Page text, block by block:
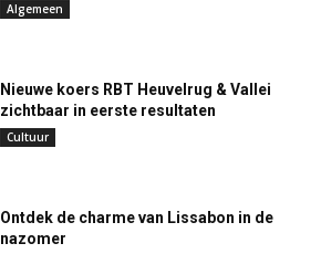
Algemeen
Nieuwe koers RBT Heuvelrug & Vallei
zichtbaar in eerste resultaten
Cultuur
Ontdek de charme van Lissabon in de
nazomer